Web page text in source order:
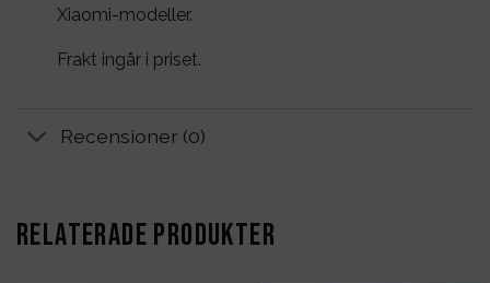
Xiaomi-modeller.
Frakt ingår i priset.
Recensioner (0)
RELATERADE PRODUKTER